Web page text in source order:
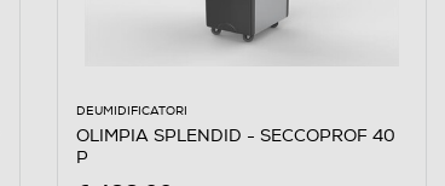
DEUMIDIFICATORI
OLIMPIA SPLENDID - SECCOPROF 40
P